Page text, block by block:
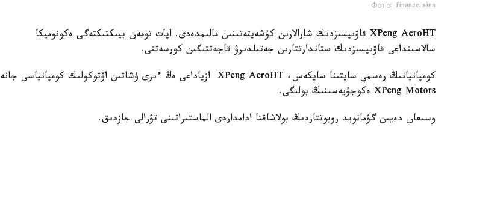
Фото: finance.sina
XPeng AeroHT قاۋىپسىزدىك شارالارىن كۇشەيتەتىنىن مالىمدەدى. اپات تومەن بيىكتىكتەگى ەكونوميكا
سالاسىنداعى قاۋىپسىزدىك ستاندارتتارىن جەتىلدىرۋ قاجەتتىگىن كورسەتتى.
كومپانيانىڭ رەسمي سايتىنا سايكەس، XPeng AeroHT ازياداعى ەڭ ءىرى ۇشاتىن اۆتوكولىك كومپانياسى جانە
XPeng Motors ەكوجۇيەسىنىڭ بولىگى.
وسىعان دەيىن گۋمانويد روبوتتاردىڭ بولاشاقتا ادامداردى الماستىراتىنى تۋرالى جازدىق.